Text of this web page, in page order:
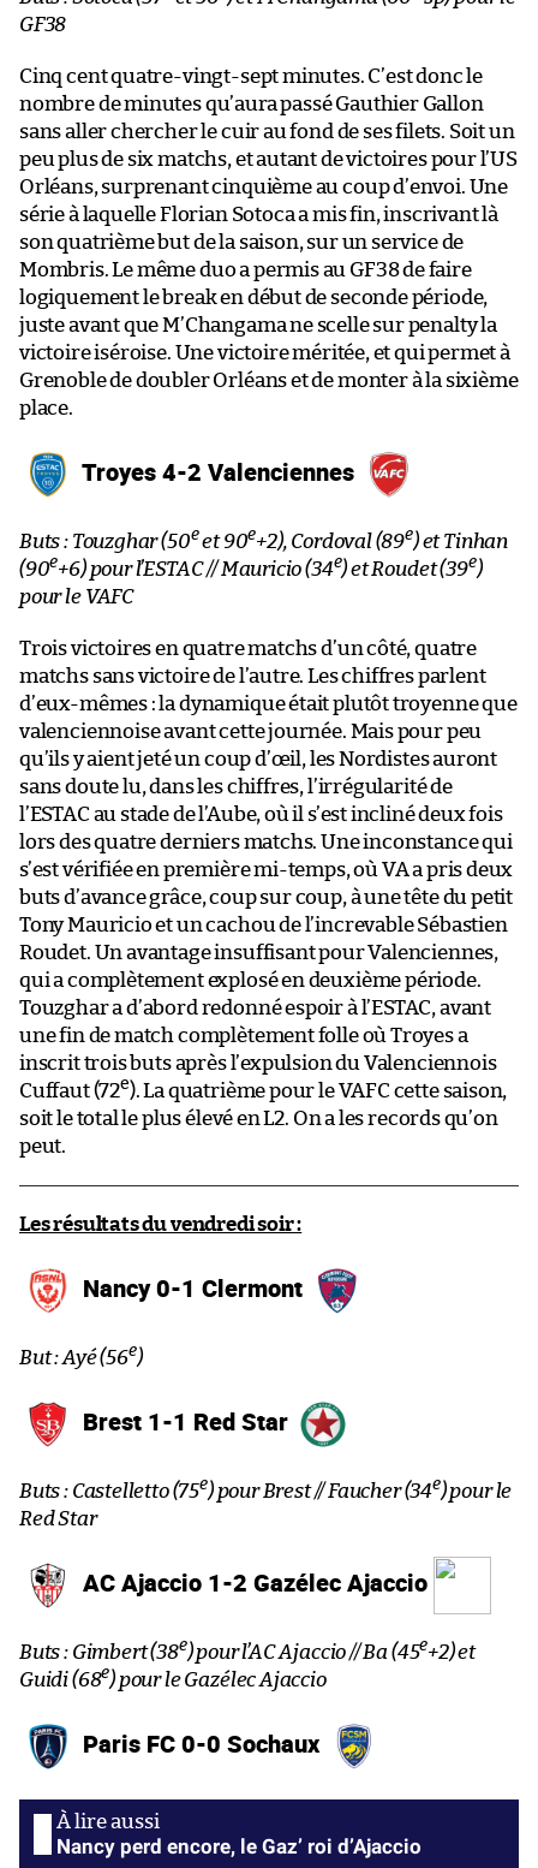
GF38
Cinq cent quatre-vingt-sept minutes. C’est donc le
nombre de minutes qu’aura passé Gauthier Gallon
sans aller chercher le cuir au fond de ses filets. Soit un
peu plus de six matchs, et autant de victoires pour l’US
Orléans, surprenant cinquième au coup d’envoi. Une
série à laquelle Florian Sotoca a mis fin, inscrivant là
son quatrième but de la saison, sur un service de
Mombris. Le même duo a permis au GF38 de faire
logiquement le break en début de seconde période,
juste avant que M’Changama ne scelle sur penalty la
victoire iséroise. Une victoire méritée, et qui permet à
Grenoble de doubler Orléans et de monter à la sixième
place.
Troyes 4-2 Valenciennes
Buts : Touzghar (50eet 90e+2), Cordoval (89e) et Tinhan
(90e+6) pour l’ESTAC // Mauricio (34e) et Roudet (39e)
pour le VAFC
Trois victoires en quatre matchs d’un côté, quatre
matchs sans victoire de l’autre. Les chiffres parlent
d’eux-mêmes : la dynamique était plutôt troyenne que
valenciennoise avant cette journée. Mais pour peu
qu’ils y aient jeté un coup d’œil, les Nordistes auront
sans doute lu, dans les chiffres, l’irrégularité de
l’ESTAC au stade de l’Aube, où il s’est incliné deux fois
lors des quatre derniers matchs. Une inconstance qui
s’est vérifiée en première mi-temps, où VA a pris deux
buts d’avance grâce, coup sur coup, à une tête du petit
Tony Mauricio et un cachou de l’increvable Sébastien
Roudet. Un avantage insuffisant pour Valenciennes,
qui a complètement explosé en deuxième période.
Touzghar a d’abord redonné espoir à l’ESTAC, avant
une fin de match complètement folle où Troyes a
inscrit trois buts après l’expulsion du Valenciennois
Cuffaut (72e). La quatrième pour le VAFC cette saison,
soit le total le plus élevé en L2. On a les records qu’on
peut.
Les résultats du vendredi soir :
Nancy 0-1 Clermont
But : Ayé (56e)
Brest 1-1 Red Star
Buts : Castelletto (75e) pour Brest // Faucher (34e) pour le
Red Star
AC Ajaccio 1-2 Gazélec Ajaccio
Buts : Gimbert (38e) pour l’AC Ajaccio // Ba (45e+2) et
Guidi (68e) pour le Gazélec Ajaccio
Paris FC 0-0 Sochaux
Nancy perd encore, le Gaz’ roi d’Ajaccio